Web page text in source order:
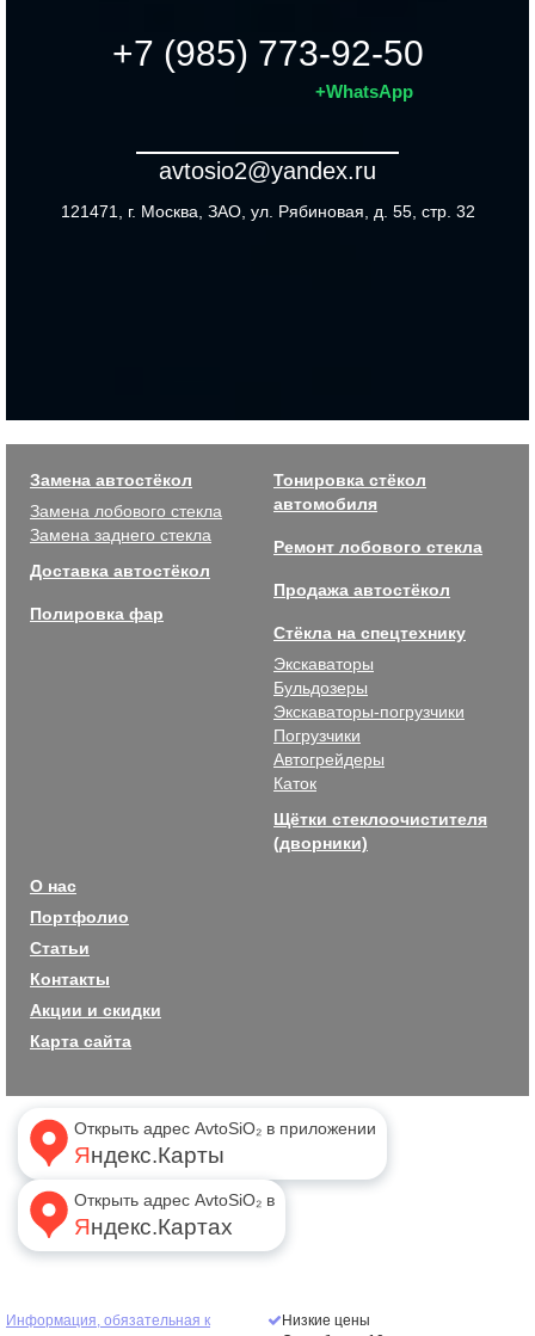
+7 (985) 773-92-50
+WhatsApp
avtosio2@yandex.ru
121471, г. Москва, ЗАО, ул. Рябиновая, д. 55, стр. 32
Замена автостёкол
Замена лобового стекла
Замена заднего стекла
Доставка автостёкол
Полировка фар
Тонировка стёкол
автомобиля
Ремонт лобового стекла
Продажа автостёкол
Стёкла на спецтехнику
Экскаваторы
Бульдозеры
Экскаваторы-погрузчики
Погрузчики
Автогрейдеры
Каток
Щётки стеклоочистителя
(дворники)
О нас
Портфолио
Статьи
Контакты
Акции и скидки
Карта сайта
Открыть адрес AvtoSiO₂ в приложении
Яндекс.Карты
Открыть адрес AvtoSiO₂ в
Яндекс.Картах
Информация, обязательная к
Низкие цены